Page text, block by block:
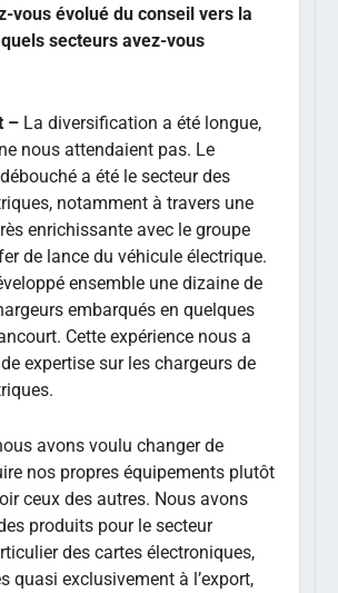
vous évolué du conseil vers la
secteurs avez-vous
– La diversification a été longue,
nous attendaient pas. Le
a été le secteur des
notamment à travers une
enrichissante avec le groupe
de lance du véhicule électrique.
ensemble une dizaine de
embarqués en quelques
Cette expérience nous a
expertise sur les chargeurs de
avons voulu changer de
nos propres équipements plutôt
ceux des autres. Nous avons
produits pour le secteur
des cartes électroniques,
quasi exclusivement à l’export,